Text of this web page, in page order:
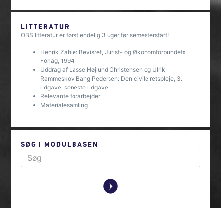
LITTERATUR
OBS litteratur er først endelig 3 uger før semesterstart!
Henrik Zahle: Bevisret, Jurist- og Økonomforbundets
Forlag, 1994
Uddrag af Lasse Højlund Christensen og Ulrik
Rammeskov Bang Pedersen: Den civile retspleje, 3.
udgave, seneste udgave
Relevante forarbejder
Materialesamling
SØG I MODULBASEN
y